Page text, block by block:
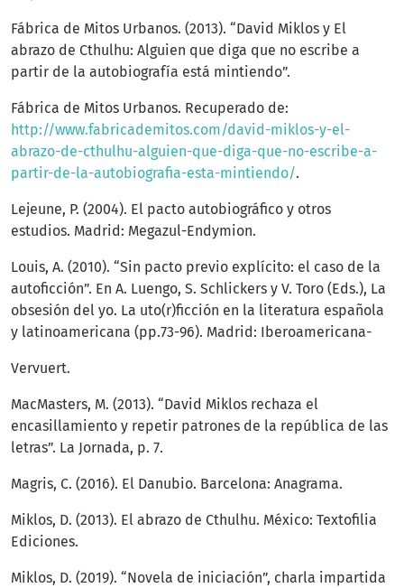
Fábrica de Mitos Urbanos. (2013). “David Miklos y El
abrazo de Cthulhu: Alguien que diga que no escribe a
partir de la autobiografía está mintiendo”.
Fábrica de Mitos Urbanos. Recuperado de:
http://www.fabricademitos.com/david-miklos-y-el-
abrazo-de-cthulhu-alguien-que-diga-que-no-escribe-a-
partir-de-la-autobiografia-esta-mintiendo/.
Lejeune, P. (2004). El pacto autobiográfico y otros
estudios. Madrid: Megazul-Endymion.
Louis, A. (2010). “Sin pacto previo explícito: el caso de la
autoficción”. En A. Luengo, S. Schlickers y V. Toro (Eds.), La
obsesión del yo. La uto(r)ficción en la literatura española
y latinoamericana (pp.73-96). Madrid: Iberoamericana-
Vervuert.
MacMasters, M. (2013). “David Miklos rechaza el
encasillamiento y repetir patrones de la república de las
letras”. La Jornada, p. 7.
Magris, C. (2016). El Danubio. Barcelona: Anagrama.
Miklos, D. (2013). El abrazo de Cthulhu. México: Textofilia
Ediciones.
Miklos, D. (2019). “Novela de iniciación”, charla impartida